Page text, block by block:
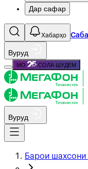
Дар сафар
Хабарҳо
Вуруд
МО СОЛА ШУДЕМ
Вуруд
Барои шахсони